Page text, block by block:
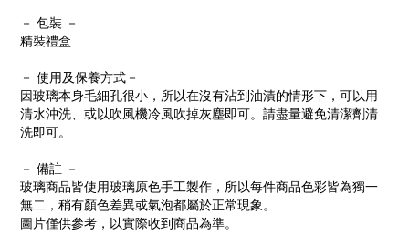
－ 包裝 －
精裝禮盒
－ 使用及保養方式－
因玻璃本身毛細孔很小，所以在沒有沾到油漬的情形下，可以用
清水沖洗、或以吹風機冷風吹掉灰塵即可。請盡量避免清潔劑清
洗即可。
－ 備註 －
玻璃商品皆使用玻璃原色手工製作，所以每件商品色彩皆為獨一
無二，稍有顏色差異或氣泡都屬於正常現象。
圖片僅供參考，以實際收到商品為準。